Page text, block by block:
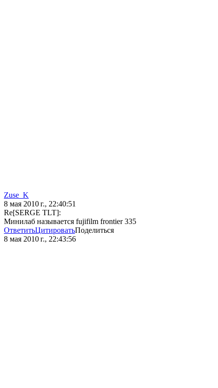
Zuse_K
8 мая 2010 г., 22:40:51
Re[SERGE TLT]:
Минилаб называется fujifilm frontier 335
ОтветитьЦитироватьПоделиться
8 мая 2010 г., 22:43:56